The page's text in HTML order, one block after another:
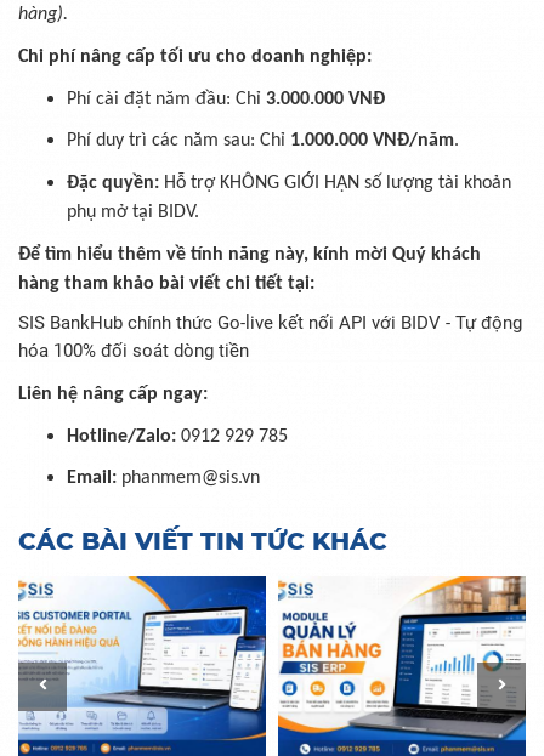
hàng).
Chi phí nâng cấp tối ưu cho doanh nghiệp:
Phí cài đặt năm đầu: Chỉ 3.000.000 VNĐ
Phí duy trì các năm sau: Chỉ 1.000.000 VNĐ/năm.
Đặc quyền: Hỗ trợ KHÔNG GIỚI HẠN số lượng tài khoản
phụ mở tại BIDV.
Để tìm hiểu thêm về tính năng này, kính mời Quý khách
hàng tham khảo bài viết chi tiết tại:
SIS BankHub chính thức Go-live kết nối API với BIDV - Tự động
hóa 100% đối soát dòng tiền
Liên hệ nâng cấp ngay:
Hotline/Zalo: 0912 929 785
Email: phanmem@sis.vn
CÁC BÀI VIẾT TIN TỨC KHÁC